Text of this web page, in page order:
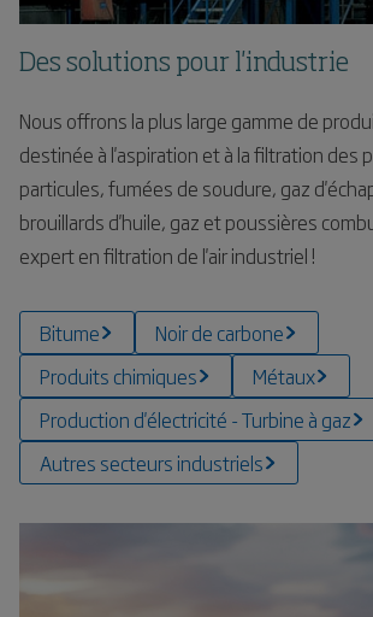
Des solutions pour l'industrie
Nous offrons la plus large gamme de
destinée à l'aspiration et à la filtration des
particules, fumées de soudure, gaz
brouillards d'huile, gaz et poussières
expert en filtration de l'air industriel !
Bitume
Noir de carbone
Produits chimiques
Métaux
Production d'électricité - Turbine à gaz
Autres secteurs industriels